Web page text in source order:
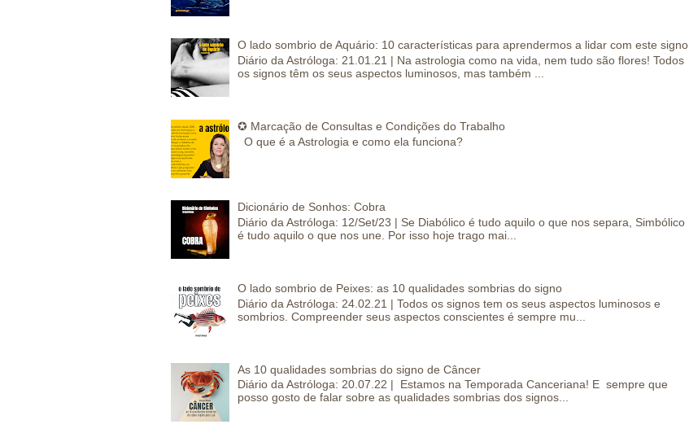
O lado sombrio de Aquário: 10 características para aprendermos a lidar com este signo
Diário da Astróloga: 21.01.21 | Na astrologia como na vida, nem tudo são flores! Todos
os signos têm os seus aspectos luminosos, mas também ...
✪ Marcação de Consultas e Condições do Trabalho
O que é a Astrologia e como ela funciona?
Dicionário de Sonhos: Cobra
Diário da Astróloga: 12/Set/23 | Se Diabólico é tudo aquilo o que nos separa, Simbólico
é tudo aquilo o que nos une. Por isso hoje trago mai...
O lado sombrio de Peixes: as 10 qualidades sombrias do signo
Diário da Astróloga: 24.02.21 | Todos os signos tem os seus aspectos luminosos e
sombrios. Compreender seus aspectos conscientes é sempre mu...
As 10 qualidades sombrias do signo de Câncer
Diário da Astróloga: 20.07.22 | Estamos na Temporada Canceriana! E sempre que
posso gosto de falar sobre as qualidades sombrias dos signos...